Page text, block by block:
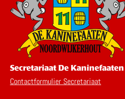
Secretariaat De Kaninefaaten
Contactformulier Secretariaat